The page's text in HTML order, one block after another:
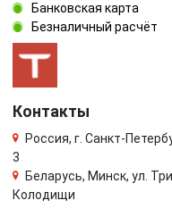
Банковская карта
Безналичный расчёт
Контакты
Россия, г. Санкт-
3
Беларусь, Минск, ул.
Колодищи